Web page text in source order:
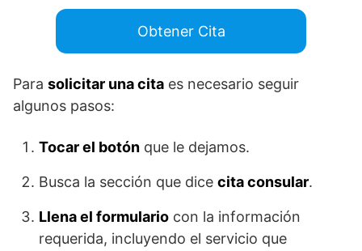
Obtener Cita
Para solicitar una cita es necesario seguir
algunos pasos:
Tocar el botón que le dejamos.
Busca la sección que dice cita consular.
Llena el formulario con la información
requerida, incluyendo el servicio que